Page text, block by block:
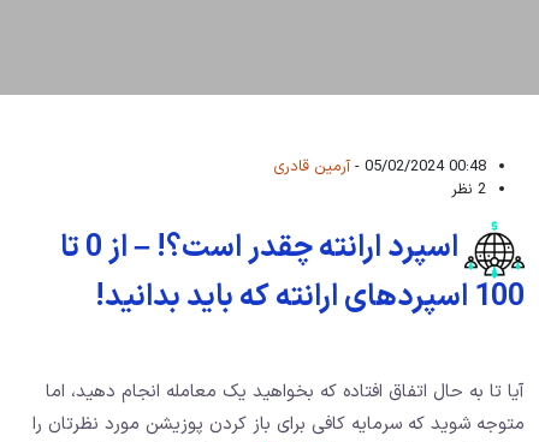
00:48 05/02/2024 -
آرمین قادری
2 نظر
اسپرد ارانته چقدر است؟! – از 0 تا
100 اسپردهای ارانته که باید بدانید!
آیا تا به حال اتفاق افتاده که بخواهید یک معامله انجام دهید، اما
متوجه شوید که سرمایه کافی برای باز کردن پوزیشن مورد نظرتان را